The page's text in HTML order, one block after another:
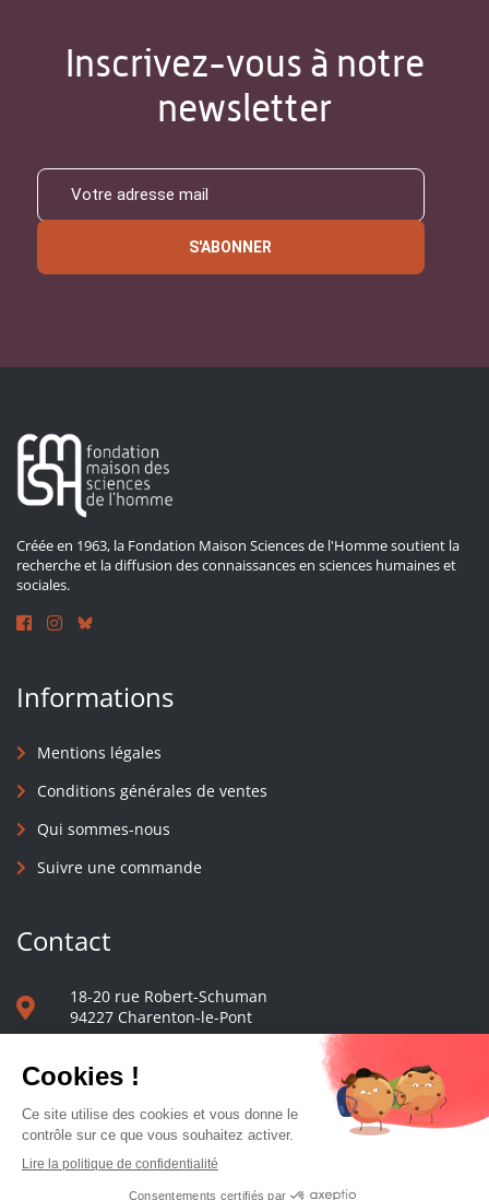
Inscrivez-vous à notre
newsletter
S'ABONNER
Créée en 1963, la Fondation Maison Sciences de l'Homme soutient la
recherche et la diffusion des connaissances en sciences humaines et
sociales.
Informations
Mentions légales
Conditions générales de ventes
Qui sommes-nous
Suivre une commande
Contact
18-20 rue Robert-Schuman
94227 Charenton-le-Pont